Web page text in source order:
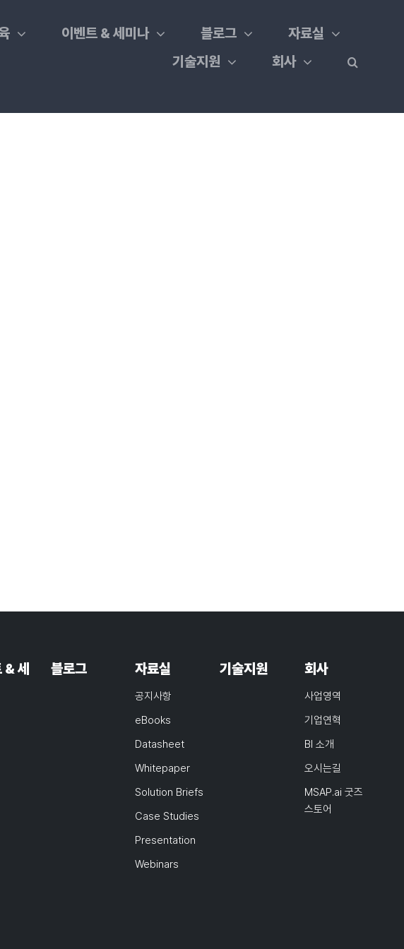
이벤트 & 세미나 블로그
자료실
기술지원
회사
& 세
블로그 자료실
공지사항
eBooks
Datasheet
Whitepaper
Solution Briefs
Case Studies
Presentation
Webinars
기술지원 회사
사업영역
기업연혁
BI 소개
오시는길
MSAP.ai 굿즈
스토어